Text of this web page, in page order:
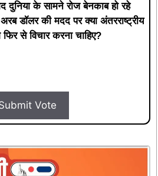
दुनिया के सामने रोज बेनकाब हो रहे
डॉलर की मदद पर क्या अंतरराष्ट्रीय
से विचार करना चाहिए?
Vote